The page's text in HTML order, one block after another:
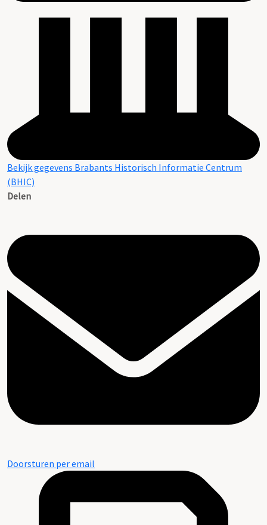
Bekijk gegevens Brabants Historisch Informatie Centrum
(BHIC)
Delen
Doorsturen per email